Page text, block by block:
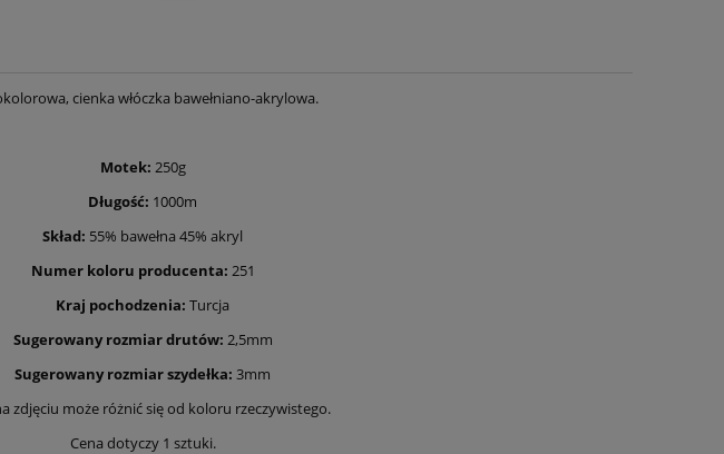
cienka włóczka bawełniano-akrylowa.
Motek: 250g
Długość: 1000m
Skład: 55% bawełna 45% akryl
Numer koloru producenta: 251
Kraj pochodzenia: Turcja
Sugerowany rozmiar drutów: 2,5mm
Sugerowany rozmiar szydełka: 3mm
zdjęciu może różnić się od koloru rzeczywistego.
Cena dotyczy 1 sztuki.